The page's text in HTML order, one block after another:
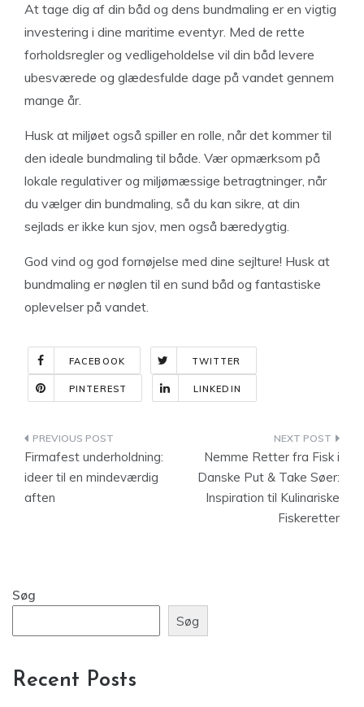
At tage dig af din båd og dens bundmaling er en vigtig
investering i dine maritime eventyr. Med de rette
forholdsregler og vedligeholdelse vil din båd levere
ubesværede og glædesfulde dage på vandet gennem
mange år.
Husk at miljøet også spiller en rolle, når det kommer til
den ideale bundmaling til både. Vær opmærksom på
lokale regulativer og miljømæssige betragtninger, når
du vælger din bundmaling, så du kan sikre, at din
sejlads er ikke kun sjov, men også bæredygtig.
God vind og god fornøjelse med dine sejlture! Husk at
bundmaling er nøglen til en sund båd og fantastiske
oplevelser på vandet.
FACEBOOK TWITTER
PINTEREST LINKEDIN
Indlægsnavigation
Firmafest underholdning:
ideer til en mindeværdig
aften
Nemme Retter fra Fisk i
Danske Put & Take Søer:
Inspiration til Kulinariske
Fiskeretter
Søg
Søg
Recent Posts